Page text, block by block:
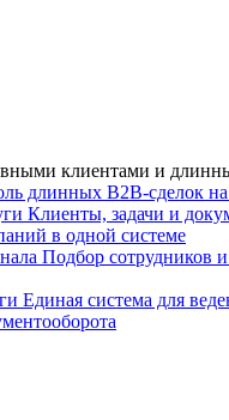
клиентами и
длинных B2B-сделок
Клиенты, задачи и
в одной системе
Подбор сотрудников и
Единая система для